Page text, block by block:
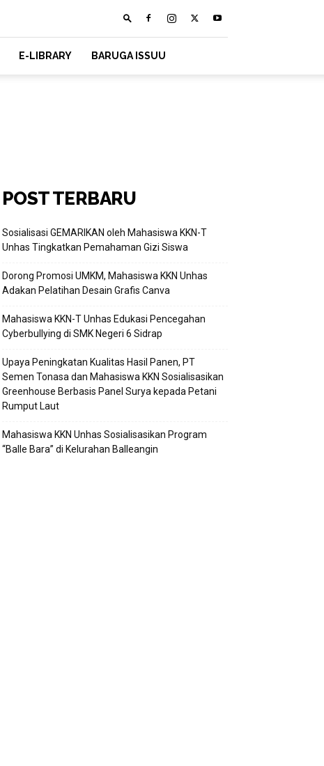
E-LIBRARY BARUGA ISSUU
POST TERBARU
Sosialisasi GEMARIKAN oleh Mahasiswa KKN-T
Unhas Tingkatkan Pemahaman Gizi Siswa
Dorong Promosi UMKM, Mahasiswa KKN Unhas
Adakan Pelatihan Desain Grafis Canva
Mahasiswa KKN-T Unhas Edukasi Pencegahan
Cyberbullying di SMK Negeri 6 Sidrap
Upaya Peningkatan Kualitas Hasil Panen, PT
Semen Tonasa dan Mahasiswa KKN Sosialisasikan
Greenhouse Berbasis Panel Surya kepada Petani
Rumput Laut
Mahasiswa KKN Unhas Sosialisasikan Program
“Balle Bara” di Kelurahan Balleangin